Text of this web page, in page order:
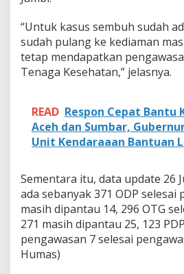
i
t
i
f
“Untuk kasus sembuh sudah
sudah pulang ke kediaman
tetap mendapatkan
Tenaga Kesehatan,” jelasnya.
READ Respon Cepat Bantu
Aceh dan Sumbar,
Unit Kendaraaan Bantuan
Sementara itu, data update 26
ada sebanyak 371 ODP selesai
masih dipantau 14, 296 OTG
271 masih dipantau 25, 123
pengawasan 7 selesai
Humas)